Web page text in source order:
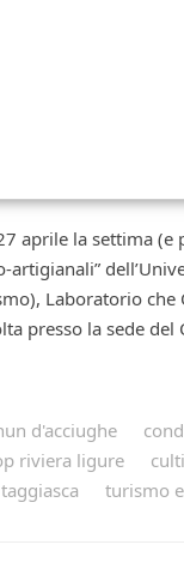
la settima (e
Laboratorio
presso la sede
d'acciughe
riviera ligure
taggiasca turismo